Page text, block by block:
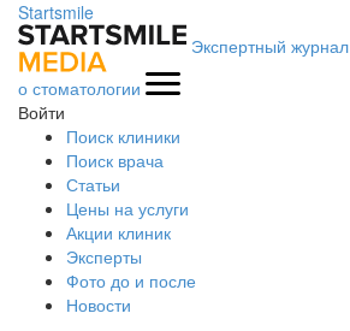
Startsmile
Экспертный журнал
о стоматологии
Войти
Поиск клиники
Поиск врача
Статьи
Цены на услуги
Акции клиник
Эксперты
Фото до и после
Новости